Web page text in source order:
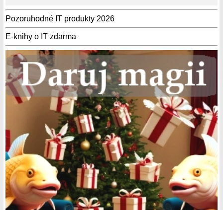
Pozoruhodné IT produkty 2026
E-knihy o IT zdarma